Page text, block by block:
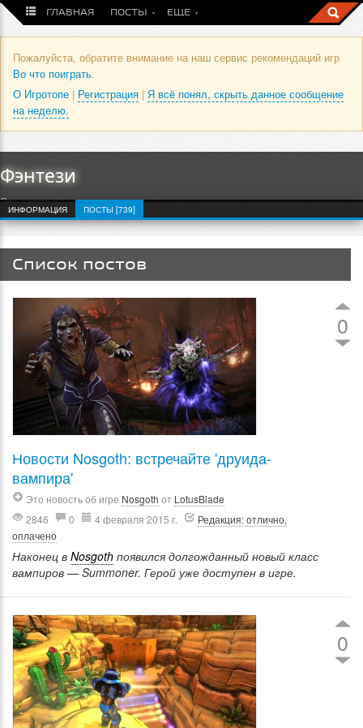
ГЛАВНАЯ ПОСТЫ ЕЩЕ
Пожалуйста, обратите внимание на наш сервис рекомендаций игр
Во что поиграть.
О Игротопе | Регистрация | Я всё понял, скрыть данное сообщение
на неделю.
Фэнтези
Это сеттинг
ИНФОРМАЦИЯ ПОСТЫ [739]
Список постов
0
Новости Nosgoth: встречайте 'друида-
вампира'
Это новость об игре Nosgoth от LotusBlade
2846
0 4 февраля 2015 г.
Редакция: отлично,
оплачено
Наконец в Nosgoth появился долгожданный новый класс
вампиров — Summoner. Герой уже доступен в игре.
0